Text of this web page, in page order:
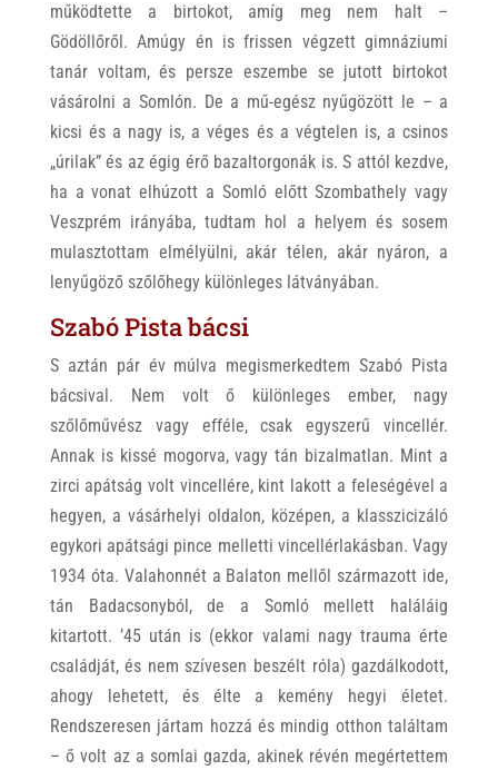
működtette a birtokot, amíg meg nem halt –
Gödöllőről. Amúgy én is frissen végzett gimnáziumi
tanár voltam, és persze eszembe se jutott birtokot
vásárolni a Somlón. De a mű-egész nyűgözött le – a
kicsi és a nagy is, a véges és a végtelen is, a csinos
„úrilak” és az égig érő bazaltorgonák is. S attól kezdve,
ha a vonat elhúzott a Somló előtt Szombathely vagy
Veszprém irányába, tudtam hol a helyem és sosem
mulasztottam elmélyülni, akár télen, akár nyáron, a
lenyűgöző szőlőhegy különleges látványában.
Szabó Pista bácsi
S aztán pár év múlva megismerkedtem Szabó Pista
bácsival. Nem volt ő különleges ember, nagy
szőlőművész vagy efféle, csak egyszerű vincellér.
Annak is kissé mogorva, vagy tán bizalmatlan. Mint a
zirci apátság volt vincellére, kint lakott a feleségével a
hegyen, a vásárhelyi oldalon, középen, a klasszicizáló
egykori apátsági pince melletti vincellérlakásban. Vagy
1934 óta. Valahonnét a Balaton mellől származott ide,
tán Badacsonyból, de a Somló mellett haláláig
kitartott. ’45 után is (ekkor valami nagy trauma érte
családját, és nem szívesen beszélt róla) gazdálkodott,
ahogy lehetett, és élte a kemény hegyi életet.
Rendszeresen jártam hozzá és mindig otthon találtam
– ő volt az a somlai gazda, akinek révén megértettem